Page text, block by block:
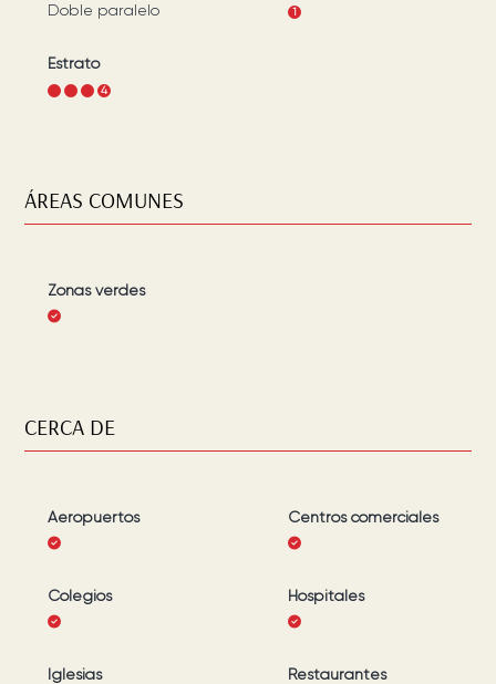
Doble paralelo
1
Estrato
4
ÁREAS COMUNES
Zonas verdes
CERCA DE
Aeropuertos Centros comerciales
Colegios Hospitales
Iglesias Restaurantes